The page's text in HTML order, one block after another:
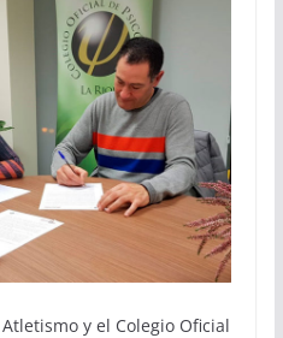
y el Colegio Oficial